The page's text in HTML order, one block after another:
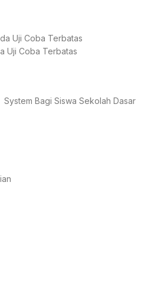
Uji Coba Terbatas
Uji Coba Terbatas
Bagi Siswa Sekolah Dasar